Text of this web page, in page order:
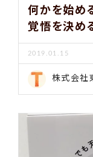
何かを始め
覚悟を決め
2019.01.15
株式会社